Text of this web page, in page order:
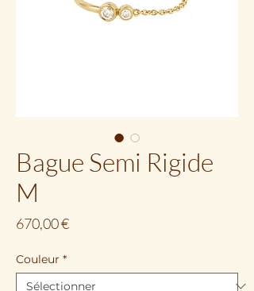
Bague Semi Rigide
M
670,00 €Prix
Couleur *